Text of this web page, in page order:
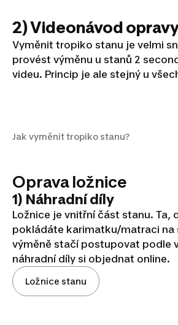
2) Videonávod
Vyměnit tropiko stanu je velmi
provést výměnu u stanů 2
videu. Princip je ale stejný u
Jak vyměnit tropiko stanu?
Oprava ložnice
1) Náhradní díly
Ložnice je vnitřní část stanu. Ta,
pokládáte karimatku/matraci na
výměně stačí postupovat podle
náhradní díly si objednat online.
Ložnice stanu